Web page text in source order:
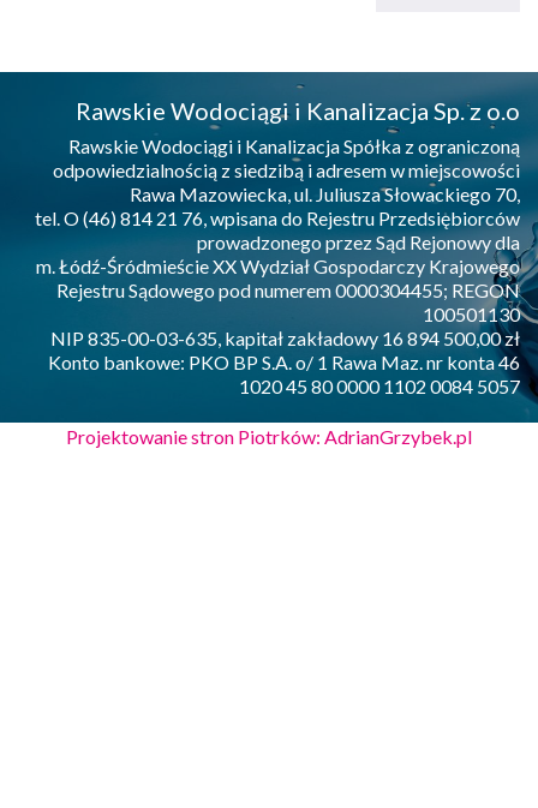
Rawskie Wodociągi i Kanalizacja Sp. z o.o
Rawskie Wodociągi i Kanalizacja Spółka z ograniczoną
odpowiedzialnością z siedzibą i adresem w miejscowości
Rawa Mazowiecka, ul. Juliusza Słowackiego 70,
tel. O (46) 814 21 76, wpisana do Rejestru Przedsiębiorców
prowadzonego przez Sąd Rejonowy dla
m. Łódź-Śródmieście XX Wydział Gospodarczy Krajowego
Rejestru Sądowego pod numerem 0000304455; REGON
100501130
NIP 835-00-03-635, kapitał zakładowy 16 894 500,00 zł
Konto bankowe: PKO BP S.A. o/ 1 Rawa Maz. nr konta 46
1020 45 80 0000 1102 0084 5057
Projektowanie stron Piotrków: AdrianGrzybek.pl